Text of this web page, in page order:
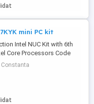
mini PC kit
Intel NUC Kit with 6th
Core Processors Code
formerly Skull Canyon
Intel Core i7-6770HQ
Cache, up to 3.50 GHz)
NUC6i7KYB Supported
Windows 10, 64-bit*,